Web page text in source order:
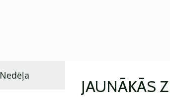
Nedēļa
JAUNĀKĀS